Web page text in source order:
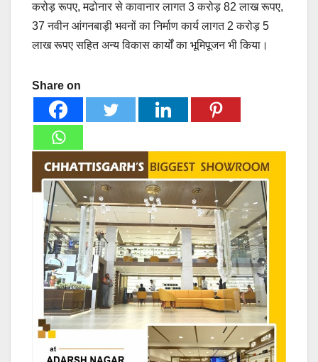
करोड़ रूपए, मढोनार से कावानार लागत 3 करोड़ 82 लाख रूपए,
37 नवीन आंगनबाड़ी भवनों का निर्माण कार्य लागत 2 करोड़ 5
लाख रूपए सहित अन्य विकास कार्यों का भूमिपूजन भी किया।
Share on